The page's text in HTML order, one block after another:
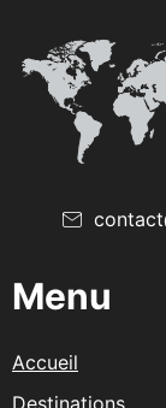
Menu
Accueil